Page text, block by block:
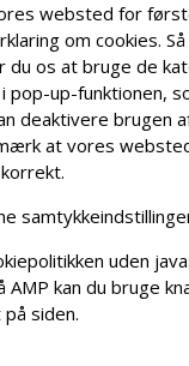
websted for
om cookies.
du os at bruge de
pop-up-funktionen,
deaktivere brugen
at vores
uden
kan du bruge
siden.